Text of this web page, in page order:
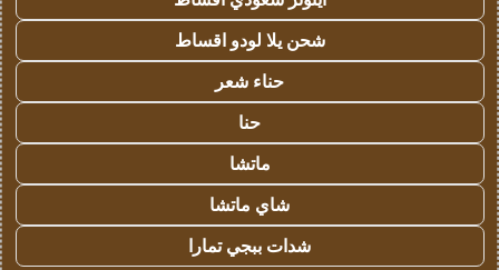
شحن يلا لودو اقساط
حناء شعر
حنا
ماتشا
شاي ماتشا
شدات ببجي تمارا